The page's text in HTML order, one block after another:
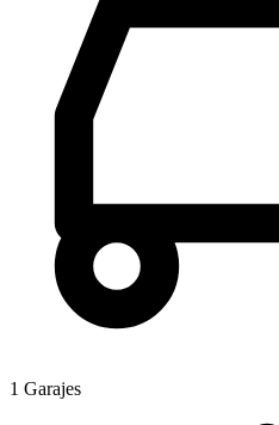
1 Garajes